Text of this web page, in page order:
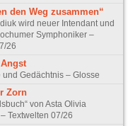
den Weg zusammen“
wird neuer Intendant und
Symphoniker –
26
und Gedächtnis – Glosse
Zorn
von Asta Olivia
Textwelten 07/26